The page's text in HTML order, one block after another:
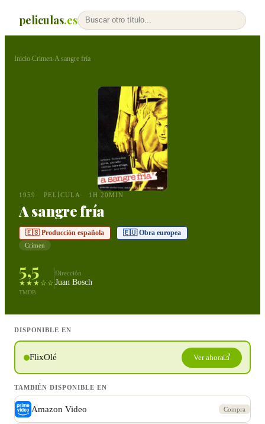
peliculas.es
Inicio›Crimen›A sangre fría
1959 PELÍCULA 1H 20MIN
A sangre fría
🇪🇸 Producción española 🇪🇺 Obra europea
Crimen
5,5
★★★☆☆
TMDB
Dirección
Juan Bosch
DISPONIBLE EN
FlixOlé Ver ahora
TAMBIÉN DISPONIBLE EN
Amazon Video Compra